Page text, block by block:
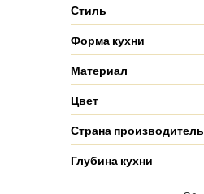
Стиль
Форма кухни
Материал
Цвет
Страна производитель
Глубина кухни